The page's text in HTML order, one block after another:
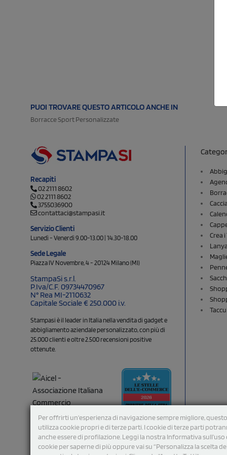
Per offrirti un'esperienza di navigazione sempre migliore,
utilizza cookie propri e di terze parti. I cookie di terze parti
anche essere di profilazione. Leggi la nostra Informativa sull’uso
cookie per saperne di più oppure vai su “Personalizza la scelta
PUOI TROVARE QUESTO ARTICOLO ANCHE IN
Borracce Sport Personalizzate
Recapiti
02 2111 8602
02 2111 8602
3755036900
contattaci@stampasi.it
Servizio Clienti
Lunedì - Venerdì 9.00-13.00 | 14.30-18.00
Sede Legale
Piazza IV Novembre, 4 - 20124 Milano (MI)
StampaSi s.r.l.
P.Iva/C.F. 09734470967
N° Rea MI-2110632
Capitale Sociale € 250.000 i.v.
Stampasi è il leader in Italia nella vendita di gadget e
abbigliamento aziendale personalizzato, con più di
25.000 clienti e oltre 2.500 recensioni positive
ottenute.
Crea